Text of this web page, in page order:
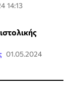
14:13
01.05.2024